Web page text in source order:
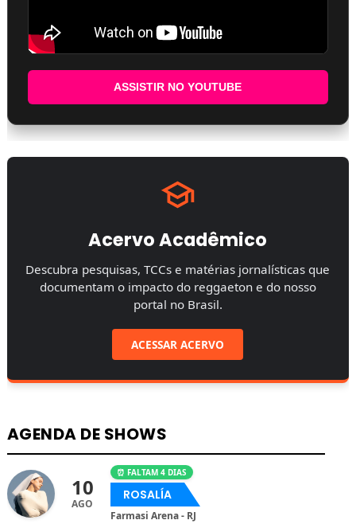
ASSISTIR NO YOUTUBE
Acervo Acadêmico
Descubra pesquisas, TCCs e matérias jornalísticas que
documentam o impacto do reggaeton e do nosso
portal no Brasil.
ACESSAR ACERVO
AGENDA DE SHOWS
10
AGO
⏰ FALTAM 4 DIAS
ROSALÍA
Farmasi Arena - RJ